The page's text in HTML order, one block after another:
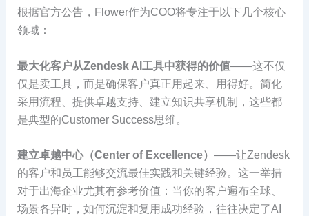
根据官方公告，Flower作为COO将专注于以下几个核心
领域：
最大化客户从Zendesk AI工具中获得的价值——这不仅
仅是卖工具，而是确保客户真正用起来、用得好。简化
采用流程、提供卓越支持、建立知识共享机制，这些都
是典型的Customer Success思维。
建立卓越中心（Center of Excellence） ——让Zendesk
的客户和员工能够交流最佳实践和关键经验。这一举措
对于出海企业尤其有参考价值：当你的客户遍布全球、
场景各异时，如何沉淀和复用成功经验，往往决定了AI